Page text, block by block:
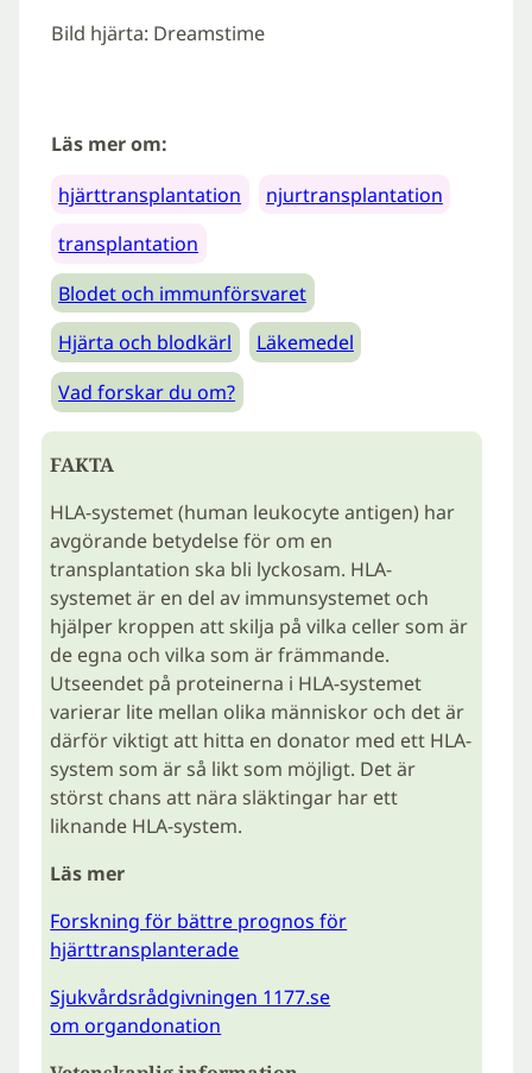
Bild hjärta: Dreamstime
Läs mer om:
hjärttransplantation
njurtransplantation
transplantation
Blodet och immunförsvaret
Hjärta och blodkärl
Läkemedel
Vad forskar du om?
FAKTA
HLA-systemet (human leukocyte antigen) har
avgörande betydelse för om en
transplantation ska bli lyckosam. HLA-
systemet är en del av immunsystemet och
hjälper kroppen att skilja på vilka celler som är
de egna och vilka som är främmande.
Utseendet på proteinerna i HLA-systemet
varierar lite mellan olika människor och det är
därför viktigt att hitta en donator med ett HLA-
system som är så likt som möjligt. Det är
störst chans att nära släktingar har ett
liknande HLA-system.
Läs mer
Forskning för bättre prognos för
hjärttransplanterade
Sjukvårdsrådgivningen 1177.se
om organdonation